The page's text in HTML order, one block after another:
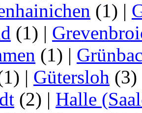
(1) |
(1) |
(1) |
| Gütersloh (3)
(2) | Halle